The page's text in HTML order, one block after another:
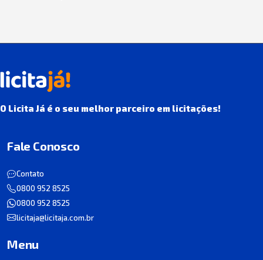
O Licita Já é o seu melhor parceiro em licitações!
Fale Conosco
Contato
0800 952 8525
0800 952 8525
licitaja@licitaja.com.br
Menu